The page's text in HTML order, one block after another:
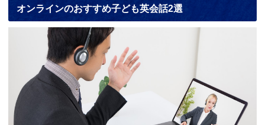
オンラインのおすすめ子ども英会話2選